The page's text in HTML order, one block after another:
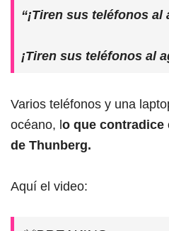
“¡Tiren sus teléfonos al
¡Tiren sus teléfonos al
Varios teléfonos y una
océano, lo que
de Thunberg.
Aquí el video: